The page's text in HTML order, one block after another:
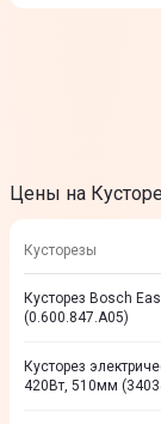
Цены на
Кусторезы
Кусторез Bosch
(0.600.847.A05)
Кусторез
420Вт, 510мм